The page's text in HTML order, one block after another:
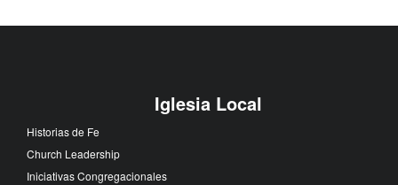
Iglesia Local
Historias de Fe
Church Leadership
Iniciativas Congregacionales